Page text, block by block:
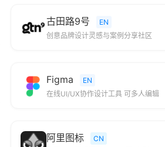
古田路9号
EN
创意品牌设计灵感与案例分享社区
Figma
EN
在线UI/UX协作设计工具 可多人编辑
阿里图标
CN